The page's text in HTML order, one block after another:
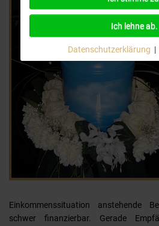
Einkommenssituation anstehende
schwer finanzierbar. Gerade
Ich lehne ab.
Datenschutzerklärung |